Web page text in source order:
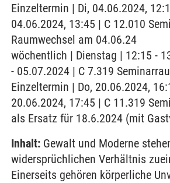
Einzeltermin | Di, 04.06.2024,
04.06.2024, 13:45 | C 12.010
Raumwechsel am 04.06.24
wöchentlich | Dienstag | 12:15 -
- 05.07.2024 | C 7.319
Einzeltermin | Do, 20.06.2024,
20.06.2024, 17:45 | C 11.319
als Ersatz für 18.6.2024 (mit
Inhalt: Gewalt und Moderne
widersprüchlichen Verhältnis
Einerseits gehören körperliche